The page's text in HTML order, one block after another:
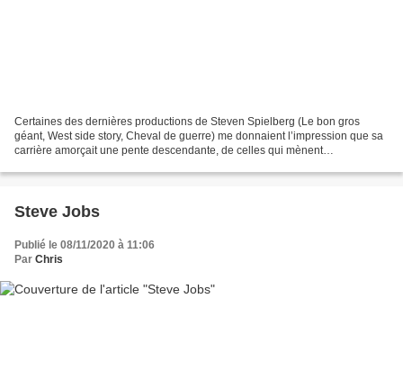
Certaines des dernières productions de Steven Spielberg (Le bon gros
géant, West side story, Cheval de guerre) me donnaient l’impression que sa
carrière amorçait une pente descendante, de celles qui mènent
Steve Jobs
Publié le 08/11/2020 à 11:06
Par Chris